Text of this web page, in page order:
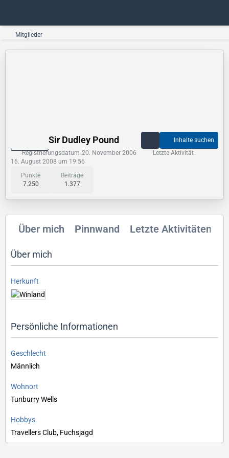
Mitglieder
Sir Dudley Pound
Punkte
7.250
Beiträge
1.377
Inhalte suchen
Registrierungsdatum 20. November 2006
Letzte Aktivität
16. August 2008 um 19:56
Über mich Pinnwand Letzte Aktivitäten
Über mich
Herkunft
Persönliche Informationen
Geschlecht
Männlich
Wohnort
Tunburry Wells
Hobbys
Travellers Club, Fuchsjagd